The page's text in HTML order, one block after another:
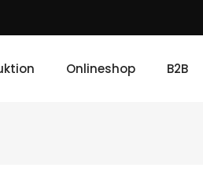
Onlineshop B2B